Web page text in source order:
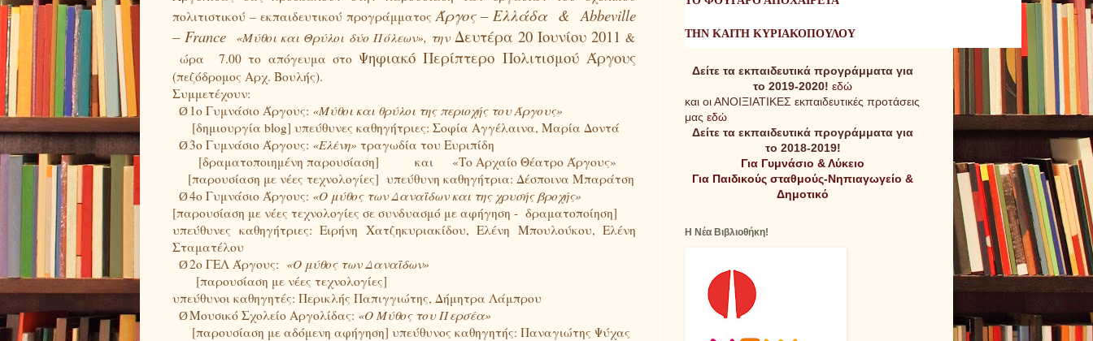
πολιτιστικού – εκπαιδευτικού προγράμματος Άργος – Ελλάδα & Abbeville
– France «Μύθοι και Θρύλοι δύο Πόλεων», την Δευτέρα 20 Ιουνίου 2011 &
ώρα
7.00 το απόγευμα στοΨηφιακό Περίπτερο Πολιτισμού Άργους
(πεζόδρομος Αρχ. Βουλής).
Συμμετέχουν:
Ø 1ο Γυμνάσιο Άργους: «Μύθοι και θρύλοι της περιοχής του Άργους»
[δημιουργία blog] υπεύθυνες καθηγήτριες: Σοφία Αγγέλαινα, Μαρία Δοντά
Ø 3ο Γυμνάσιο Άργους: «Ελένη» τραγωδία του Ευριπίδη
[δραματοποιημένη παρουσίαση]
και
«Το Αρχαίο Θέατρο Άργους»
[παρουσίαση με νέες τεχνολογίες] υπεύθυνη καθηγήτρια: Δέσποινα Μπαράτση
Ø4ο Γυμνάσιο Άργους: «Ο μύθος των Δαναΐδων και της χρυσής βροχής»
[παρουσίαση με νέες τεχνολογίες σε συνδυασμό με αφήγηση - δραματοποίηση]
υπεύθυνες καθηγήτριες: Ειρήνη Χατζηκυριακίδου, Ελένη Μπουλούκου, Ελένη
Σταματέλου
Ø2ο ΓΕΛ Άργους: «Ο μύθος των Δαναΐδων»
[παρουσίαση με νέες τεχνολογίες]
υπεύθυνοι καθηγητές: Περικλής Παπιγγιώτης, Δήμητρα Λάμπρου
ØΜουσικό Σχολείο Αργολίδας: «Ο Μύθος του Περσέα»
[παρουσίαση με αδόμενη αφήγηση] υπεύθυνος καθηγητής: Παναγιώτης Ψύχας
ΤΗΝ ΚΑΙΤΗ ΚΥΡΙΑΚΟΠΟΥΛΟΥ
Δείτε τα εκπαιδευτικά προγράμματα για
το 2019-2020! εδώ
και οι ΑΝΟΙΞΙΑΤΙΚΕΣ εκπαιδευτικές προτάσεις
μας εδώ
Δείτε τα εκπαιδευτικά προγράμματα για
το 2018-2019!
Για Γυμνάσιο & Λύκειο
Για Παιδικούς σταθμούς-Νηπιαγωγείο &
Δημοτικό
Η Νέα Βιβλιοθήκη!